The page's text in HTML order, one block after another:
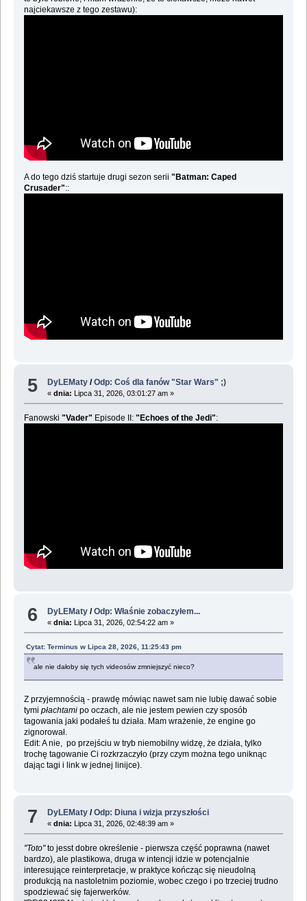
najciekawsze z tego zestawu):
A do tego dziś startuje drugi sezon serii "Batman: Caped
Crusader"::
5 DyLEMaty /Odp: Coś dla fanów "Star Wars" ;)
«dnia: Lipca 31, 2026, 03:01:27 am »
Fanowski "Vader" Episode II: "Echoes of the Jedi":
6 DyLEMaty /Odp: Właśnie zobaczyłem...
«dnia: Lipca 31, 2026, 02:54:22 am »
Cytat: Terminus w Lipca 28, 2026, 11:25:43 pm
ale nie dałoby się tych videosów zmniejszyć nieco?
Z przyjemnością - prawdę mówiąc nawet sam nie lubię dawać sobie
tymi płachtamipo oczach, ale nie jestem pewien czy sposób
tagowania jaki podałeś tu działa. Mam wrażenie, że engine go
zignorował.
Edit: A nie, po przejściu w tryb niemobilny widzę, że działa, tylko
trochę tagowanie Ci rozkrzaczyło (przy czym można tego uniknąc
dając tagi i link w jednej linijce).
7 DyLEMaty /Odp: Diuna i wizja przyszłości
«dnia: Lipca 31, 2026, 02:48:39 am »
"Toto"to jesst dobre określenie - pierwsza część poprawna (nawet
bardzo), ale plastikowa, druga w intencji idzie w potencjalnie
interesujące reinterpretacje, w praktyce kończąc się nieudolną
produkcją na nastoletnim poziomie, wobec czego i po trzeciej trudno
spodziewać się fajerwerków.